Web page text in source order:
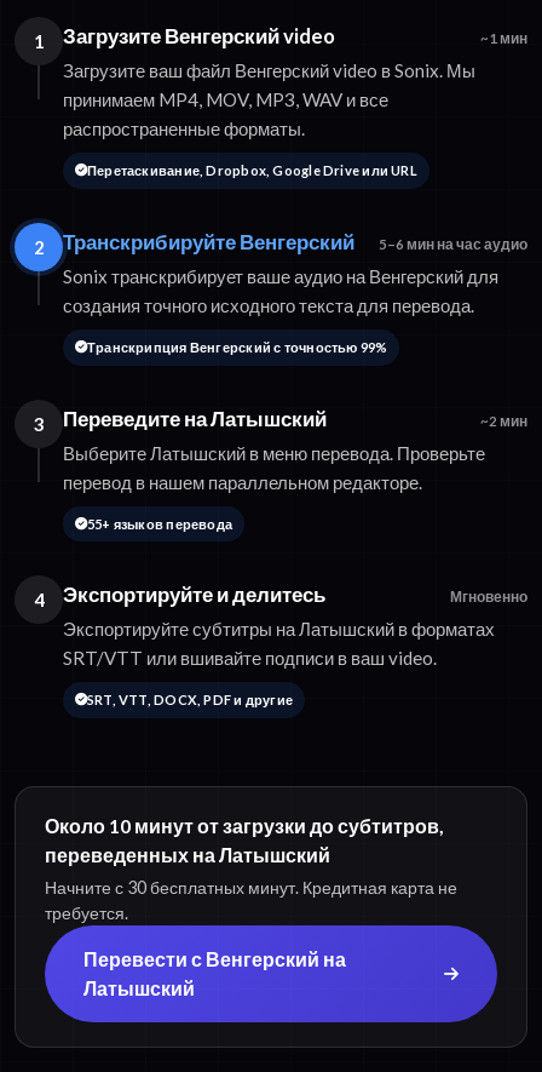
1 Загрузите Венгерский video ~1 мин
Загрузите ваш файл Венгерский video в Sonix. Мы
принимаем MP4, MOV, MP3, WAV и все
распространенные форматы.
Перетаскивание, Dropbox, Google Drive или URL
2 Транскрибируйте Венгерский 5–6 мин на час аудио
Sonix транскрибирует ваше аудио на Венгерский для
создания точного исходного текста для перевода.
Транскрипция Венгерский с точностью 99%
3 Переведите на Латышский ~2 мин
Выберите Латышский в меню перевода. Проверьте
перевод в нашем параллельном редакторе.
55+ языков перевода
4 Экспортируйте и делитесь Мгновенно
Экспортируйте субтитры на Латышский в форматах
SRT/VTT или вшивайте подписи в ваш video.
SRT, VTT, DOCX, PDF и другие
Около 10 минут от загрузки до субтитров,
переведенных на Латышский
Начните с 30 бесплатных минут. Кредитная карта не
требуется.
Перевести с Венгерский на
Латышский